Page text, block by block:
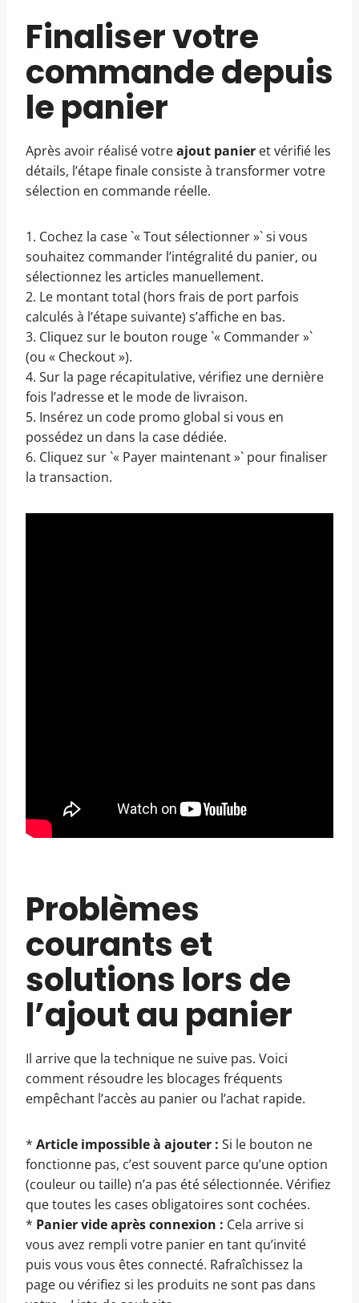
Finaliser votre
commande depuis
le panier
Après avoir réalisé votreajout panier et vérifié les
détails, l’étape finale consiste à transformer votre
sélection en commande réelle.
1. Cochez la case `« Tout sélectionner »` si vous
souhaitez commander l’intégralité du panier, ou
sélectionnez les articles manuellement.
2. Le montant total (hors frais de port parfois
calculés à l’étape suivante) s’affiche en bas.
3. Cliquez sur le bouton rouge `« Commander »`
(ou « Checkout »).
4. Sur la page récapitulative, vérifiez une dernière
fois l’adresse et le mode de livraison.
5. Insérez un code promo global si vous en
possédez un dans la case dédiée.
6. Cliquez sur `« Payer maintenant »` pour finaliser
la transaction.
Problèmes
courants et
solutions lors de
l’ajout au panier
Il arrive que la technique ne suive pas. Voici
comment résoudre les blocages fréquents
empêchant l’accès au panier ou l’achat rapide.
* Article impossible à ajouter : Si le bouton ne
fonctionne pas, c’est souvent parce qu’une option
(couleur ou taille) n’a pas été sélectionnée. Vérifiez
que toutes les cases obligatoires sont cochées.
* Panier vide après connexion : Cela arrive si
vous avez rempli votre panier en tant qu’invité
puis vous vous êtes connecté. Rafraîchissez la
page ou vérifiez si les produits ne sont pas dans